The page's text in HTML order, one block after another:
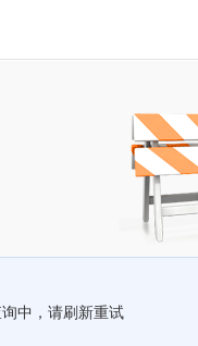
中，请刷新重试